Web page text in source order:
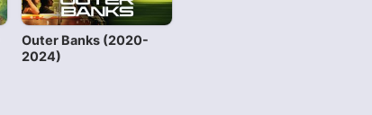
Outer Banks (2020-
2024)